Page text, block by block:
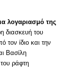
λογαριασμό της
διασκευή του
τον ίδιο και την
Βασίλη
ράφτη